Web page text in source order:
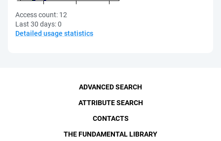
Access count: 12
Last 30 days:0
Detailed usage statistics
ADVANCED SEARCH
ATTRIBUTE SEARCH
CONTACTS
THE FUNDAMENTAL LIBRARY